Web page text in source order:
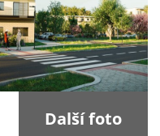
Další foto